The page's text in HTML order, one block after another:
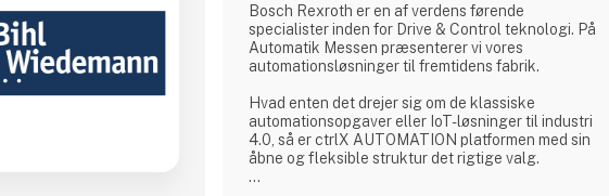
Bosch Rexroth er en af verdens førende
specialister inden for Drive & Control teknologi. På
Automatik Messen præsenterer vi vores
automationsløsninger til fremtidens fabrik.
Hvad enten det drejer sig om de klassiske
automationsopgaver eller IoT-løsninger til industri
4.0, så er ctrlX AUTOMATION platformen med sin
åbne og fleksible struktur det rigtige valg.